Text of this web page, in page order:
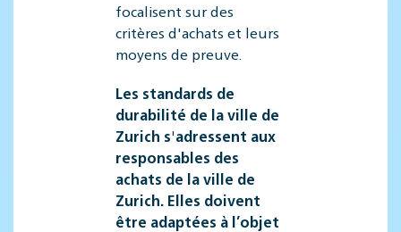
focalisent sur des
critères d'achats et leurs
moyens de preuve.
Les standards de
durabilité de la ville de
Zurich s'adressent aux
responsables des
achats de la ville de
Zurich. Elles doivent
être adaptées à l’objet